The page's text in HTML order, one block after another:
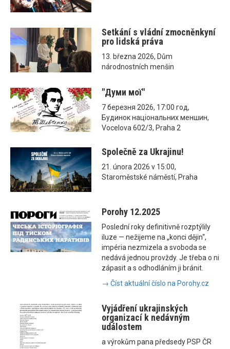
Setkání s vládní zmocněnkyní
pro lidská práva
13. března 2026, Dům
národnostních menšin
"Думи мої"
7 березня 2026, 17:00 год,
Будинок національних меншин,
Vocelova 602/3, Praha 2
Společně za Ukrajinu!
21. února 2026 v 15:00,
Staroměstské náměstí, Praha
Porohy 12.2025
Poslední roky definitivně rozptýlily
iluze — nežijeme na „konci dějin“,
impéria nezmizela a svoboda se
nedává jednou provždy. Je třeba o ni
zápasit a s odhodláním ji bránit.
→ Číst aktuální číslo na Porohy.cz
Vyjádření ukrajinských
organizací k nedávným
událostem
a výrokům pana předsedy PSP ČR